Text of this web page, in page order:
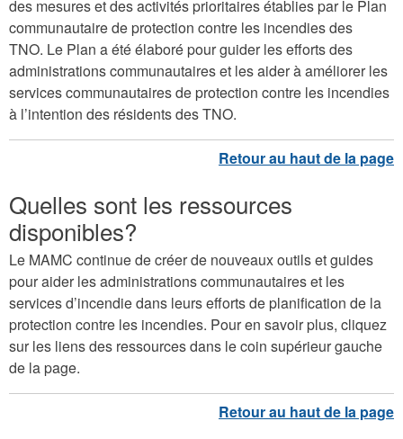
des mesures et des activités prioritaires établies par le Plan
communautaire de protection contre les incendies des
TNO. Le Plan a été élaboré pour guider les efforts des
administrations communautaires et les aider à améliorer les
services communautaires de protection contre les incendies
à l’intention des résidents des TNO.
Quelles sont les ressources
disponibles?
Le MAMC continue de créer de nouveaux outils et guides
pour aider les administrations communautaires et les
services d’incendie dans leurs efforts de planification de la
protection contre les incendies. Pour en savoir plus, cliquez
sur les liens des ressources dans le coin supérieur gauche
de la page.